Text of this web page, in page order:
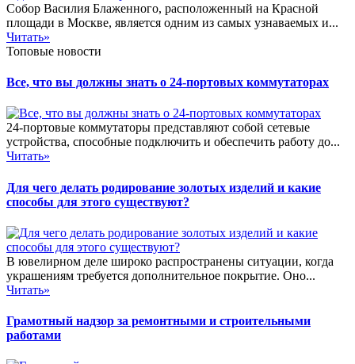
Собор Василия Блаженного, расположенный на Красной
площади в Москве, является одним из самых узнаваемых и...
Читать»
Топовые новости
Все, что вы должны знать о 24-портовых коммутаторах
24-портовые коммутаторы представляют собой сетевые
устройства, способные подключить и обеспечить работу до...
Читать»
Для чего делать родирование золотых изделий и какие
способы для этого существуют?
В ювелирном деле широко распространены ситуации, когда
украшениям требуется дополнительное покрытие. Оно...
Читать»
Грамотный надзор за ремонтными и строительными
работами